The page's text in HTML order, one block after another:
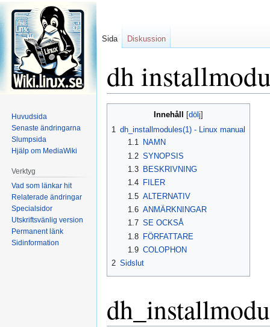
dh
navigering
Innehåll
1 dh_installmodules(1) - Linux manual
1.1
NAMN
1.2 SYNOPSIS
1.3
BESKRIVNING
1.4
FILER
1.5 ALTERNATIV
1.6 ANMÄRKNINGAR
1.7 SE OCKSÅ
1.8 FÖRFATTARE
1.9 COLOPHON
2 Sidslut
Sida Diskussion
Huvudsida
Senaste ändringarna
Slumpsida
Hjälp om MediaWiki
Verktyg
Vad som länkar hit
Relaterade ändringar
Specialsidor
Utskriftsvänlig version
Permanent länk
Sidinformation